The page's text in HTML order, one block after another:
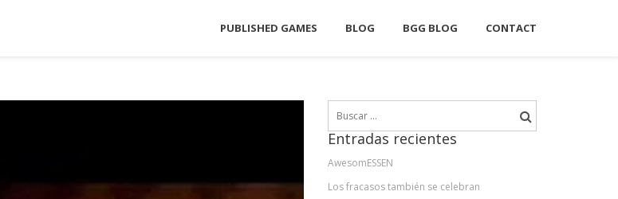
PUBLISHED GAMES BLOG BGG BLOG CONTACT
Entradas recientes
AwesomESSEN
Los fracasos también se celebran